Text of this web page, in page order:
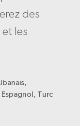
des
les
Turc